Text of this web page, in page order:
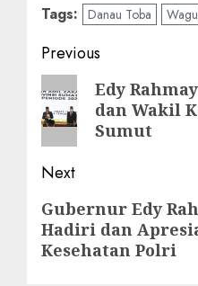
Tags: Danau Toba
Post
navigation
Previous
Previous
post:
Edy
dan Wakil
Sumut
Next
Next
post:
Gubernur Edy
Hadiri dan
Kesehatan Polri